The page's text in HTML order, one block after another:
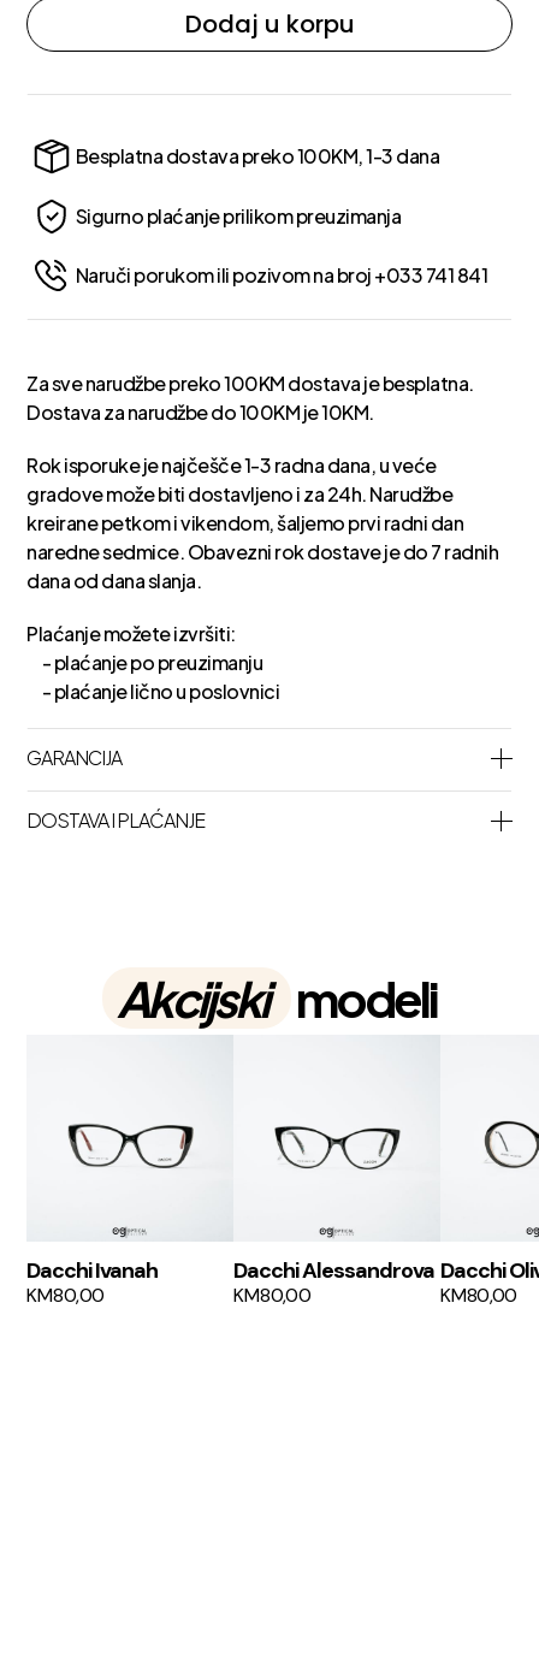
Dodaj u korpu
Besplatna dostava preko 100KM, 1-3 dana
Sigurno plaćanje prilikom preuzimanja
Naruči porukom ili pozivom na broj +033 741 841
Za sve narudžbe preko 100KM dostava je besplatna.
Dostava za narudžbe do 100KM je 10KM.
Rok isporuke je najčešče 1-3 radna dana, u veće
gradove može biti dostavljeno i za 24h. Narudžbe
kreirane petkom i vikendom, šaljemo prvi radni dan
naredne sedmice. Obavezni rok dostave je do 7 radnih
dana od dana slanja.
Plaćanje možete izvršiti:
- plaćanje po preuzimanju
- plaćanje lično u poslovnici
GARANCIJA
DOSTAVA I PLAĆANJE
Akcijski modeli
Dacchi Ivanah
KM80,00
Dacchi Alessandrova
KM80,00
Dacchi
KM80,00